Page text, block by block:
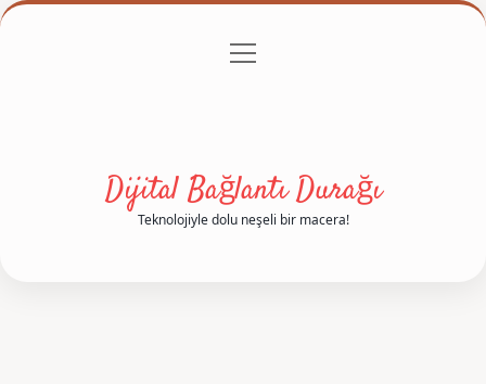
Gizlilik Politikası
menüyü
Dijital Bağlantı Durağı
Teknolojiyle dolu neşeli bir macera!